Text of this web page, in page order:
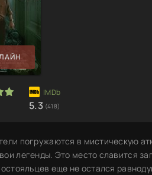
5.3 (418)
погружаются в мистическую
легенды. Это место славится
еще не остался